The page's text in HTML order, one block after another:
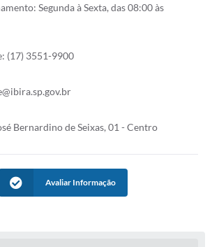
Segunda à Sexta, das 08:00 às
(17) 3551-9900
Bernardino de Seixas, 01 - Centro
Avaliar Informação